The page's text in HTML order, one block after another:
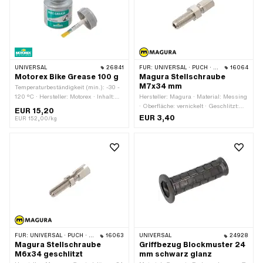
UNIVERSAL 26841
Motorex Bike Grease 100 g
Temperaturbeständigkeit (min.): -30 -
120 °C · Hersteller: Motorex · Inhalt:
Anwendungsbereich: Fett
EUR 15,20
EUR 152,00/kg
FÜR: UNIVERSAL · PUCH · SACHS · ZÜNDAPP BELMONDO 16064
Magura Stellschraube
M7x34 mm
Hersteller: Magura · Material: Messing
· Oberfläche: vernickelt · Geschlitzt:
Nein · Gesamtlänge: 34 mm ·
Gewindeart: M7x1 (Standardgewinde)
EUR 3,40
FÜR: UNIVERSAL · PUCH · SACHS 16063
Magura Stellschraube
M6x34 geschlitzt
UNIVERSAL 24928
Griffbezug Blockmuster 24
mm schwarz glanz